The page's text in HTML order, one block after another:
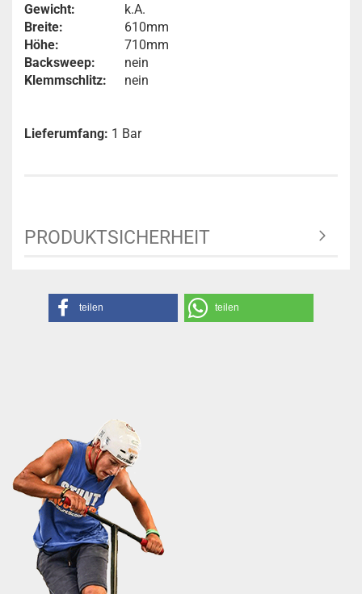
Gewicht:
Breite:
Höhe:
Backsweep:
Klemmschlitz:
k.A.
610mm
710mm
nein
nein
Lieferumfang: 1 Bar
PRODUKTSICHERHEIT
teilen teilen